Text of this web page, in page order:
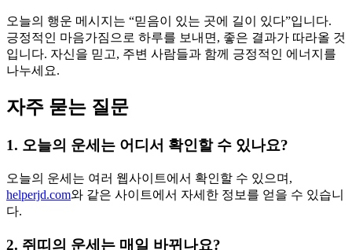
오늘의 행운 메시지는 “믿음이 있는 곳에 길이 있다”입니다.
긍정적인 마음가짐으로 하루를 보내면, 좋은 결과가 따라올 것
입니다. 자신을 믿고, 주변 사람들과 함께 긍정적인 에너지를
나누세요.
자주 묻는 질문
1. 오늘의 운세는 어디서 확인할 수 있나요?
오늘의 운세는 여러 웹사이트에서 확인할 수 있으며,
helperjd.com와 같은 사이트에서 자세한 정보를 얻을 수 있습니
다.
2. 쥐띠의 운세는 매일 바뀌나요?